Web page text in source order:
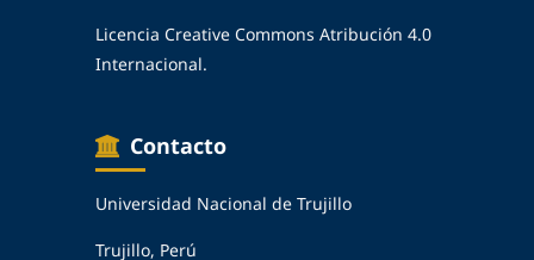
Licencia Creative Commons Atribución 4.0
Internacional.
Contacto
Universidad Nacional de Trujillo
Trujillo, Perú